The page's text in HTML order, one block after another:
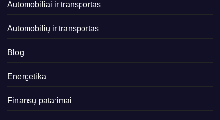
Automobiliai ir transportas
Automobilių ir transportas
Blog
Energetika
Finansų patarimai